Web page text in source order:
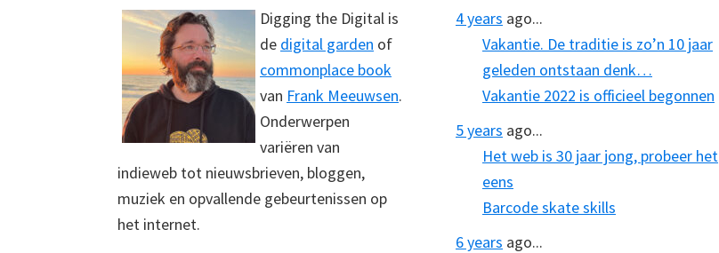
Digging the Digital is
de digital garden of
commonplace book
van Frank Meeuwsen.
Onderwerpen
variëren van
indieweb tot nieuwsbrieven, bloggen,
muziek en opvallende gebeurtenissen op
het internet.
4 years ago...
Vakantie. De traditie is zo’n 10 jaar
geleden ontstaan denk…
Vakantie 2022 is officieel begonnen
5 years ago...
Het web is 30 jaar jong, probeer het
eens
Barcode skate skills
6 years ago...